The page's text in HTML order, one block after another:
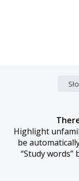
Highlight
be
“Study